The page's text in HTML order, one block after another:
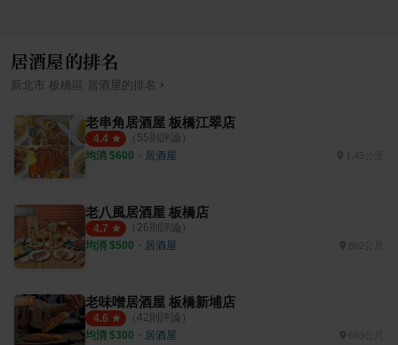
居酒屋的排名
新北市 板橋區 居酒屋 的排名 ›
老串角居酒屋 板橋江翠店
4.4 （ 55則評論）
均消 $600 ・ 居酒屋 1.45公里
老八風居酒屋 板橋店
4.7 （ 26則評論）
均消 $500 ・ 居酒屋 862公尺
老味噌居酒屋 板橋新埔店
4.6 （ 42則評論）
均消 $300 ・ 居酒屋